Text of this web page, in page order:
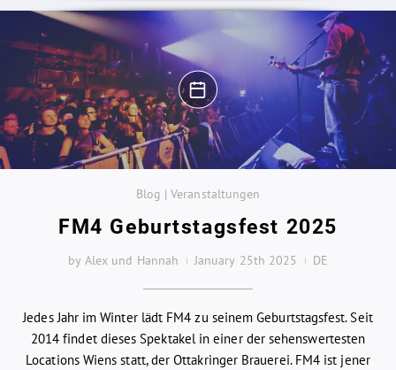
Blog | Veranstaltungen
FM4 Geburtstagsfest 2025
by Alex und Hannah January 25th 2025 DE
Jedes Jahr im Winter lädt FM4 zu seinem Geburtstagsfest. Seit
2014 findet dieses Spektakel in einer der sehenswertesten
Locations Wiens statt, der Ottakringer Brauerei. FM4 ist jener